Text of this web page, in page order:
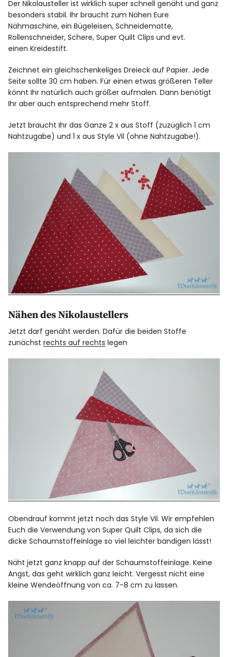
Der Nikolausteller ist wirklich super schnell genäht und ganz
besonders stabil. Ihr braucht zum Nähen Eure
Nähmaschine, ein Bügeleisen, Schneidematte,
Rollenschneider, Schere, Super Quilt Clips und evt.
einen Kreidestift.
Zeichnet ein gleichschenkeliges Dreieck auf Papier. Jede
Seite sollte 30 cm haben. Für einen etwas größeren Teller
könnt Ihr natürlich auch größer aufmalen. Dann benötigt
Ihr aber auch entsprechend mehr Stoff.
Jetzt braucht Ihr das Ganze 2 x aus Stoff (zuzüglich 1 cm
Nahtzugabe) und 1 x aus Style Vil (ohne Nahtzugabe!).
Nähen des Nikolaustellers
Jetzt darf genäht werden. Dafür die beiden Stoffe
zunächstrechts auf rechts legen
Obendrauf kommt jetzt noch das Style Vil. Wir empfehlen
Euch die Verwendung von Super Quilt Clips, da sich die
dicke Schaumstoffeinlage so viel leichter bändigen lässt!
Näht jetzt ganz knapp auf der Schaumstoffeinlage. Keine
Angst, das geht wirklich ganz leicht. Vergesst nicht eine
kleine Wendeöffnung von ca. 7-8 cm zu lassen.